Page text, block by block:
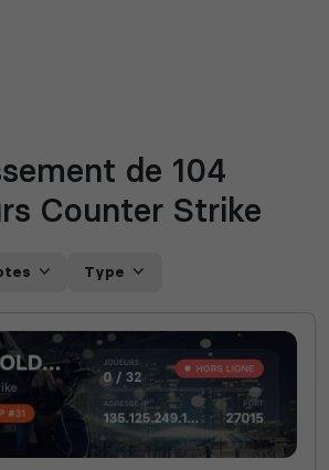
de 104
Counter Strike
Type